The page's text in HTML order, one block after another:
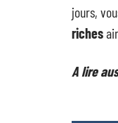
jours,
riches
A lire